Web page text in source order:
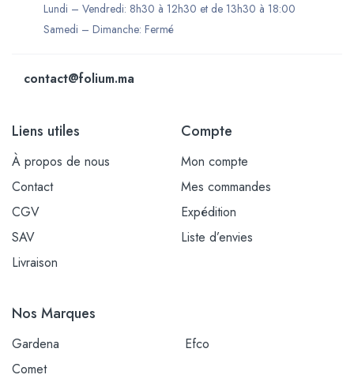
Lundi – Vendredi: 8h30 à 12h30 et de 13h30 à 18:00
Samedi – Dimanche: Fermé
contact@folium.ma
Liens utiles
À propos de nous
Contact
CGV
SAV
Livraison
Compte
Mon compte
Mes commandes
Expédition
Liste d’envies
Nos Marques
Gardena
Efco
Comet